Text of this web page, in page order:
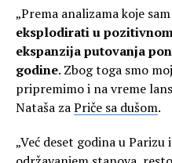
„Prema analizama koje
eksplodirati u
ekspanzija putovanja
godine. Zbog toga smo
pripremimo i na vreme
Nataša zaPriče sa dušom.
„Već deset godina u